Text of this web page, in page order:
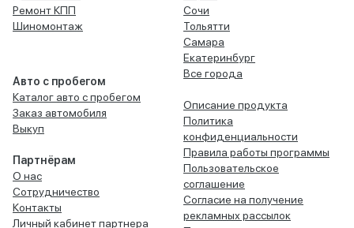
Ремонт КПП
Шиномонтаж
Авто с пробегом
Каталог авто с пробегом
Заказ автомобиля
Выкуп
Партнёрам
О нас
Сотрудничество
Контакты
Личный кабинет партнера
Сочи
Тольятти
Самара
Екатеринбург
Все города
Описание продукта
Политика
конфиденциальности
Правила работы программы
Пользовательское
соглашение
Согласие на получение
рекламных рассылок